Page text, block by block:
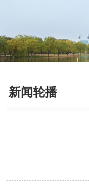
华家池
新闻轮播